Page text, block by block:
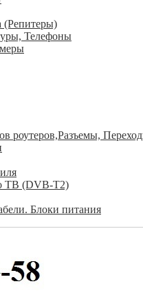
(Репитеры)
Телефоны
роутеров,Разъемы,
ТВ (DVB-T2)
Блоки питания